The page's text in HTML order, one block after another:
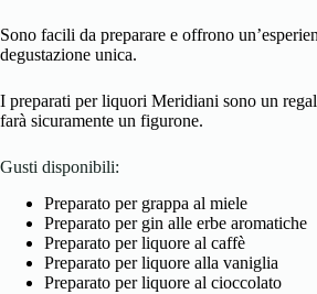
Sono facili da preparare e offrono
degustazione unica.
I preparati per liquori Meridiani sono un
farà sicuramente un figurone.
Gusti disponibili:
Preparato per grappa al miele
Preparato per gin alle erbe aromatiche
Preparato per liquore al caffè
Preparato per liquore alla vaniglia
Preparato per liquore al cioccolato